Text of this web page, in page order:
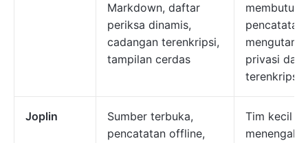
Markdown, daftar
periksa dinamis,
cadangan terenkripsi,
tampilan cerdas
pencatatan
privasi dan
terenkripsi
Joplin
Sumber terbuka,
pencatatan offline,
Tim kecil
menengah